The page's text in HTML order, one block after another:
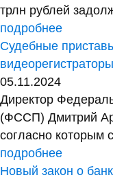
трлн рублей
подробнее
Судебные
видеорегистраторы
05.11.2024
Директор
(ФССП) Дмитрий
согласно которым
подробнее
Новый закон о